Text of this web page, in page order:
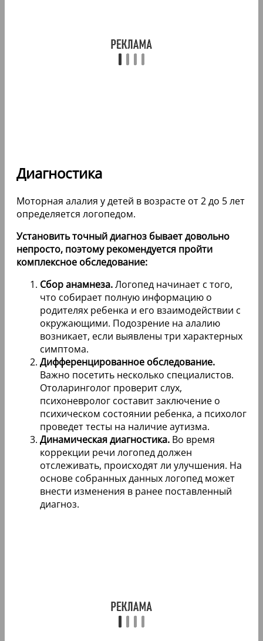
Диагностика
Моторная алалия у детей в возрасте от 2 до 5 лет
определяется логопедом.
Установить точный диагноз бывает довольно
непросто, поэтому рекомендуется пройти
комплексное обследование:
Сбор анамнеза.Логопед начинает с того,
что собирает полную информацию о
родителях ребенка и его взаимодействии с
окружающими. Подозрение на алалию
возникает, если выявлены три характерных
симптома.
Дифференцированное обследование.
Важно посетить несколько специалистов.
Отоларинголог проверит слух,
психоневролог составит заключение о
психическом состоянии ребенка, а психолог
проведет тесты на наличие аутизма.
Динамическая диагностика. Во время
коррекции речи логопед должен
отслеживать, происходят ли улучшения. На
основе собранных данных логопед может
внести изменения в ранее поставленный
диагноз.